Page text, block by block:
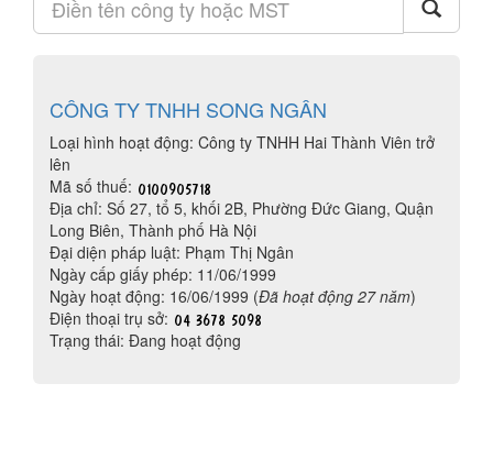
CÔNG TY TNHH SONG NGÂN
Loại hình hoạt động: Công ty TNHH Hai Thành Viên trở
lên
Mã số thuế:
Địa chỉ: Số 27, tổ 5, khối 2B, Phường Đức Giang, Quận
Long Biên, Thành phố Hà Nội
Đại diện pháp luật: Phạm Thị Ngân
Ngày cấp giấy phép: 11/06/1999
Ngày hoạt động: 16/06/1999 (Đã hoạt động 27 năm)
Điện thoại trụ sở:
Trạng thái: Đang hoạt động